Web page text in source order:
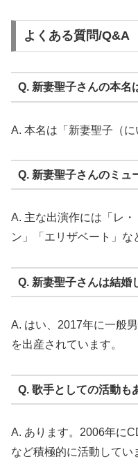
よくある質問/Q&A
Q. 新妻聖子さんの本名
A. 本名は「新妻聖子（に
Q. 新妻聖子さんのミュ
A. 主な出演作には「レ
ン」「エリザベート」な
Q. 新妻聖子さんは結婚
A. はい、2017年に一般
を出産されています。
Q. 歌手としての活動も
A. あります。2006年に
など積極的に活動してい